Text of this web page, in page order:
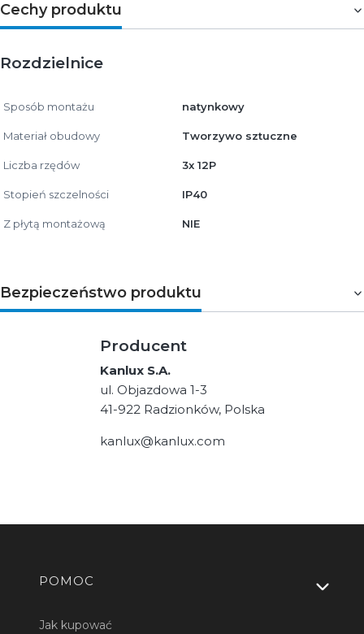
Cechy produktu
Rozdzielnice
Sposób montażu natynkowy
Materiał obudowy Tworzywo sztuczne
Liczba rzędów 3x 12P
Stopień szczelności IP40
Z płytą montażową NIE
Bezpieczeństwo produktu
Producent
Kanlux S.A.
ul. Objazdowa 1-3
41-922 Radzionków, Polska
kanlux@kanlux.com
Linki w stopce
POMOC
Jak kupować